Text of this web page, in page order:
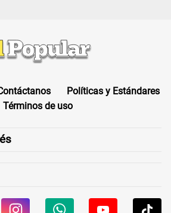
Políticas y Estándares
Términos de uso